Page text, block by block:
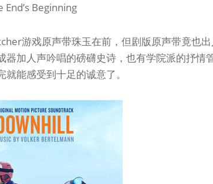
End’s Beginning
游戏原声带珠玉在前，但剧版原声带竟也
器加人声吟唱的磅礴史诗，也有学院派的抒情
就能感受到十足的诚意了。